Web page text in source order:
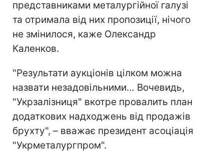
представниками металургійної галузі
та отримала від них пропозиції, нічого
не змінилося, каже Олександр
Каленков.
"Результати аукціонів цілком можна
назвати незадовільними… Вочевидь,
"Укрзалізниця" вкотре провалить план
додаткових надходжень від продажів
брухту", – вважає президент асоціація
"Укрметалургпром".